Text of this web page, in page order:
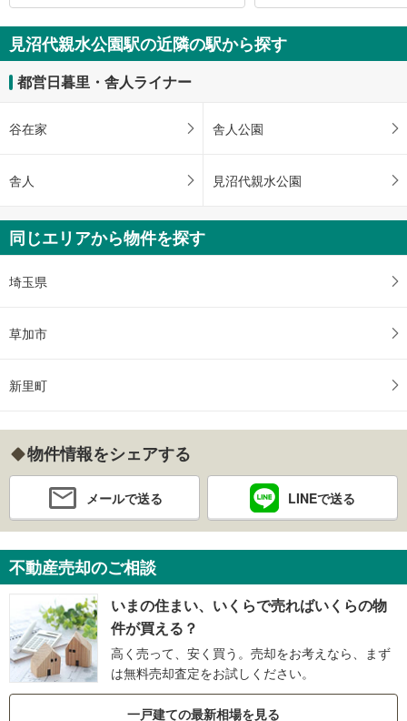
見沼代親水公園駅の近隣の駅から探す
都営日暮里・舎人ライナー
谷在家 舎人公園
舎人 見沼代親水公園
同じエリアから物件を探す
埼玉県
草加市
新里町
物件情報をシェアする
メールで送る LINEで送る
不動産売却のご相談
いまの住まい、いくらで売ればいくらの物
件が買える？
高く売って、安く買う。売却をお考えなら、まず
は無料売却査定をお試しください。
一戸建ての最新相場を見る